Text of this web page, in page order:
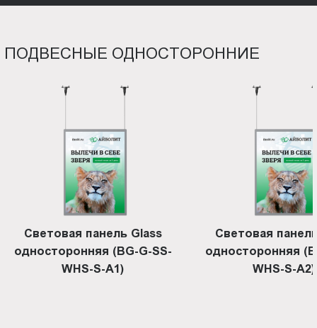
ПОДВЕСНЫЕ ОДНОСТОРОННИЕ
Световая панель Glass
односторонняя (BG-G-SS-
WHS-S-A1)
Световая
односторонняя
WHS-S-A2)